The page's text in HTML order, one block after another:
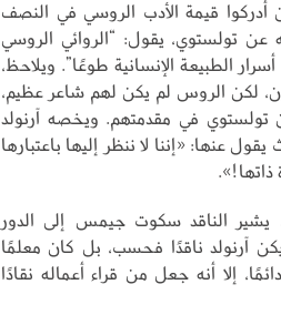
أدركوا قيمة الأدب الروسي في النصف
عن تولستوي، يقول: “الروائي الروسي
الطبيعة الإنسانية طوعًا”. ويلاحظ،
لكن الروس لم يكن لهم شاعر عظيم،
تولستوي في مقدمتهم. ويخصه آرنولد
عنها: «إننا لا ننظر إليها باعتبارها
يشير الناقد سكوت جيمس إلى الدور
يكن آرنولد ناقدًا فحسب، بل كان معلمًا
إلا أنه جعل من قراء أعماله نقادًا